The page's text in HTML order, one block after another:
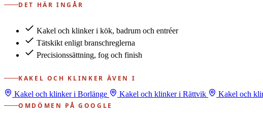
DET HÄR INGÅR
Kakel och klinker i kök, badrum och entréer
Tätskikt enligt branschreglerna
Precisionssättning, fog och finish
KAKEL OCH KLINKER ÄVEN I
Kakel och klinker i Borlänge
Kakel och klinker i Rättvik
Kakel och
OMDÖMEN PÅ GOOGLE